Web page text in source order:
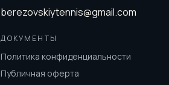
berezovskiytennis@gmail.com
ДОКУМЕНТЫ
Политика конфиденциальности
Публичная оферта